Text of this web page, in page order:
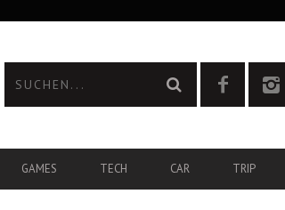
GAMES TECH CAR TRIP